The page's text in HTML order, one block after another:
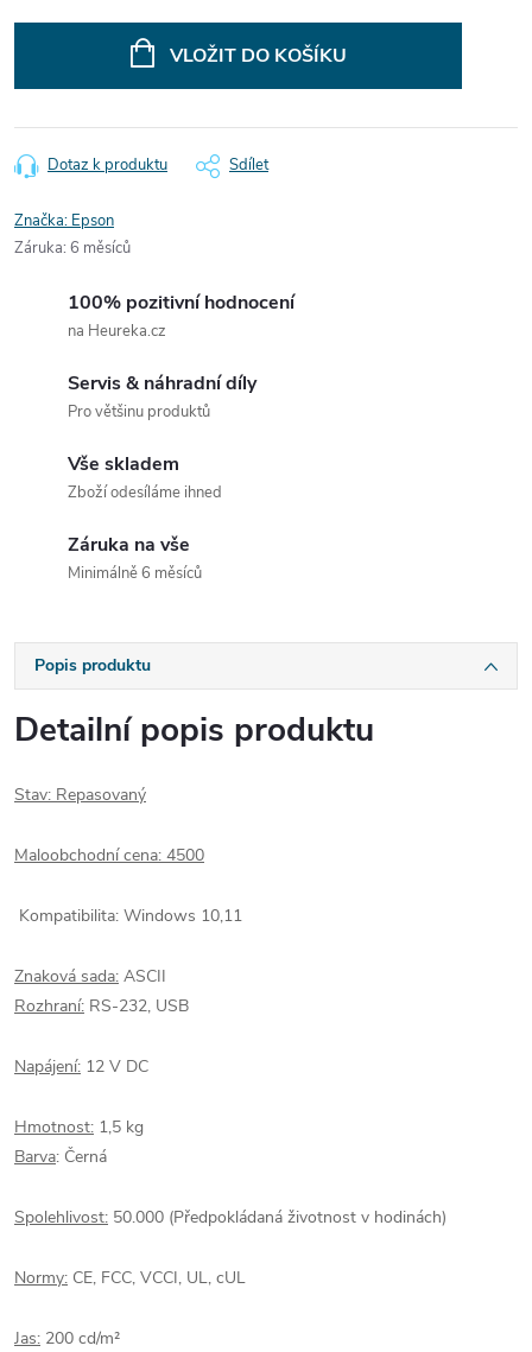
VLOŽIT DO KOŠÍKU
Dotaz k produktu Sdílet
Značka: Epson
Záruka: 6 měsíců
100% pozitivní hodnocení
na Heureka.cz
Servis & náhradní díly
Pro většinu produktů
Vše skladem
Zboží odesíláme ihned
Záruka na vše
Minimálně 6 měsíců
Popis produktu
Detailní popis produktu
Stav: Repasovaný
Maloobchodní cena: 4500
Kompatibilita: Windows 10,11
Znaková sada: ASCII
Rozhraní: RS-232, USB
Napájení: 12 V DC
Hmotnost: 1,5 kg
Barva: Černá
Spolehlivost: 50.000 (Předpokládaná životnost v hodinách)
Normy: CE, FCC, VCCI, UL, cUL
Jas: 200 cd/m²